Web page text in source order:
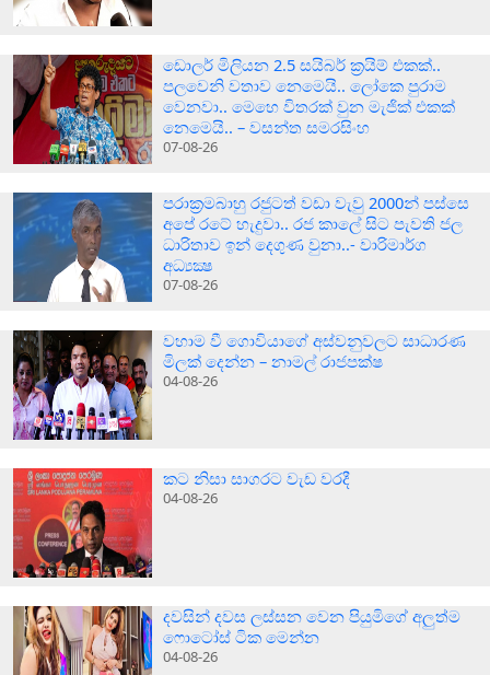
ඩොලර් මිලියන 2.5 සයිබර් ක‍්‍රයිම් එකක්..
පලවෙනි වතාව නෙමෙයි.. ලෝකෙ පුරාම
වෙනවා.. මෙහෙ විතරක් වුන මැජික් එකක්
නෙමෙයි.. – වසන්ත සමරසිංහ
07-08-26
පරාක‍්‍රමබාහු රජුටත් වඩා වැවු 2000න් පස්සෙ
අපේ රටේ හැදුවා.. රජ කාලේ සිට පැවති ජල
ධාරිතාව ඉන් දෙගුණ වුනා..- වාරිමාර්ග
අධ්‍යක්‍ෂ
07-08-26
වහාම වී ගොවියාගේ අස්වනුවලට සාධාරණ
මිලක් දෙන්න – නාමල් රාජපක්ෂ
04-08-26
කට නිසා සාගරට වැඩ වරදී
04-08-26
දවසින් දවස ලස්සන වෙන පියුමිගේ අලුත්ම
ෆොටෝස් ටික මෙන්න
04-08-26